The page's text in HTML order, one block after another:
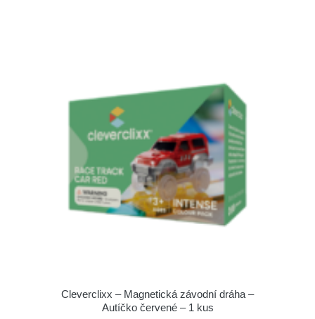
Cleverclixx – Magnetická závodní dráha –
Autíčko červené – 1 kus